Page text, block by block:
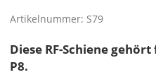
Artikelnummer: S79
Diese RF-Schiene
P8.